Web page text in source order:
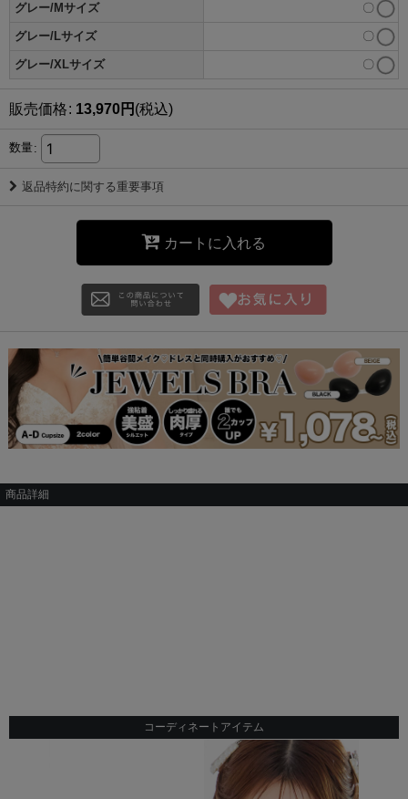
グレー/Mサイズ 〇
グレー/Lサイズ 〇
グレー/XLサイズ 〇
販売価格: 13,970円 (税込)
数量:
返品特約に関する重要事項
カートに入れる
商品詳細
コーディネートアイテム